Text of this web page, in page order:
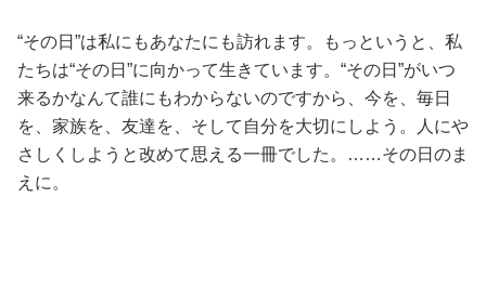
“その日”は私にもあなたにも訪れます。もっというと、私
たちは“その日”に向かって生きています。“その日”がいつ
来るかなんて誰にもわからないのですから、今を、毎日
を、家族を、友達を、そして自分を大切にしよう。人にや
さしくしようと改めて思える一冊でした。……その日のま
えに。